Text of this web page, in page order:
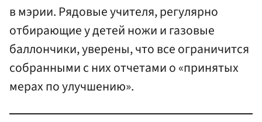
в мэрии. Рядовые учителя, регулярно
отбирающие у детей ножи и газовые
баллончики, уверены, что все ограничится
собранными с них отчетами о «принятых
мерах по улучшению».